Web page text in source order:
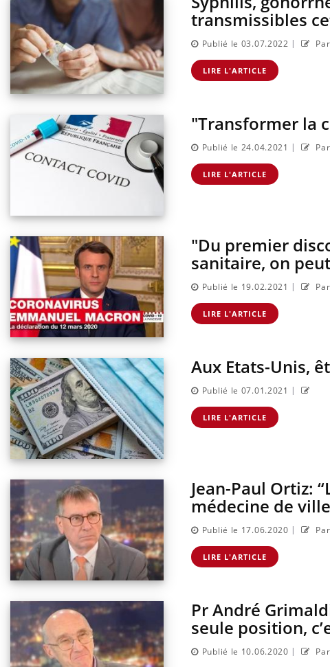
transmissibles
Publié le 03.07.2022 |
LIRE L'ARTICLE
"Transformer la
Publié le 24.04.2021 |
LIRE L'ARTICLE
"Du premier
sanitaire, on
Publié le 19.02.2021 |
LIRE L'ARTICLE
Aux Etats-Unis,
Publié le 07.01.2021 |
LIRE L'ARTICLE
Jean-Paul Ortiz:
médecine de
Publié le 17.06.2020 |
LIRE L'ARTICLE
Pr André
seule position,
Publié le 10.06.2020 |
sur la maladie d'un proche c'est montrer ...
carence
...